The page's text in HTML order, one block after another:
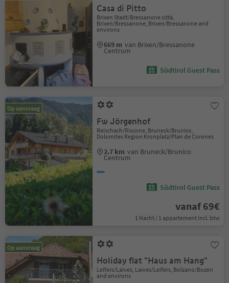
Casa di Pitto
Brixen Stadt/Bressanone città,
Brixen/Bressanone, Brixen/Bressanone and
environs
669 m van Brixen/Bressanone
Centrum
Südtirol Guest Pass
Op aanvraag
Fw Jörgenhof
Reischach/Riscone, Bruneck/Brunico,
Dolomites Region Kronplatz/Plan de Corones
2.7 km van Bruneck/Brunico
Centrum
Südtirol Guest Pass
vanaf 69€
1 Nacht / 1 appartement Incl. btw
Op aanvraag
Holiday flat "Haus am Hang"
Leifers/Laives, Laives/Leifers, Bolzano/Bozen
and environs